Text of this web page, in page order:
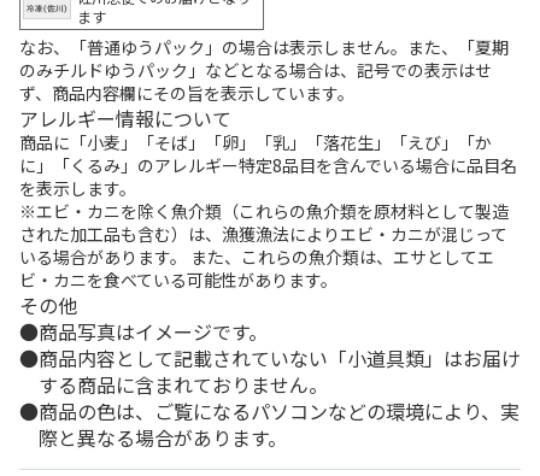
ます
なお、「普通ゆうパック」の場合は表示しません。また、「夏期
のみチルドゆうパック」などとなる場合は、記号での表示はせ
ず、商品内容欄にその旨を表示しています。
アレルギー情報について
商品に「小麦」「そば」「卵」「乳」「落花生」「えび」「か
に」「くるみ」のアレルギー特定8品目を含んでいる場合に品目名
を表示します。
※エビ・カニを除く魚介類（これらの魚介類を原材料として製造
された加工品も含む）は、漁獲漁法によりエビ・カニが混じって
いる場合があります。 また、これらの魚介類は、エサとしてエ
ビ・カニを食べている可能性があります。
その他
商品写真はイメージです。
商品内容として記載されていない「小道具類」はお届け
する商品に含まれておりません。
商品の色は、ご覧になるパソコンなどの環境により、実
際と異なる場合があります。